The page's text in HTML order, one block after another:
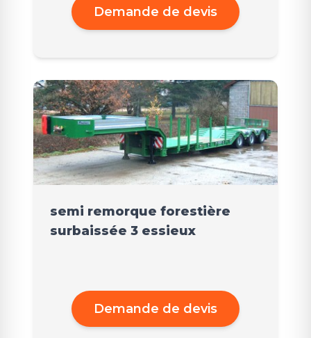
Demande de devis
semi remorque forestière
surbaissée 3 essieux
Demande de devis